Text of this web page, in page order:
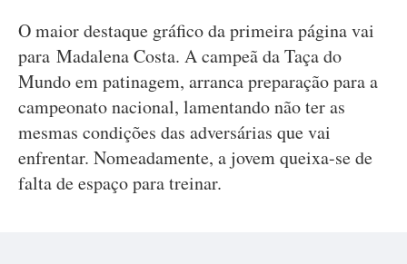
O maior destaque gráfico da primeira página vai
para Madalena Costa. A campeã da Taça do
Mundo em patinagem, arranca preparação para a
campeonato nacional, lamentando não ter as
mesmas condições das adversárias que vai
enfrentar. Nomeadamente, a jovem queixa-se de
falta de espaço para treinar.